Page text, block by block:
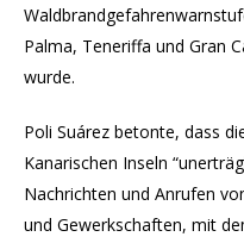
Palma, Teneriffa und Gran
wurde.
Poli Suárez betonte, dass
Kanarischen Inseln
Nachrichten und Anrufen
und Gewerkschaften, mit